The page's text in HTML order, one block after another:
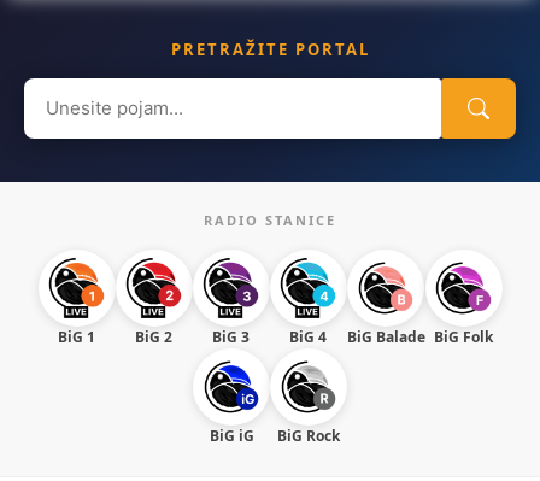
PRETRAŽITE PORTAL
Search
for:
RADIO STANICE
BiG 1 BiG 2 BiG 3 BiG 4 BiG Balade BiG Folk
BiG iG BiG Rock